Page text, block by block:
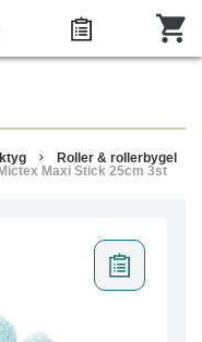
Roller & rollerbygel
Maxi Stick 25cm 3st